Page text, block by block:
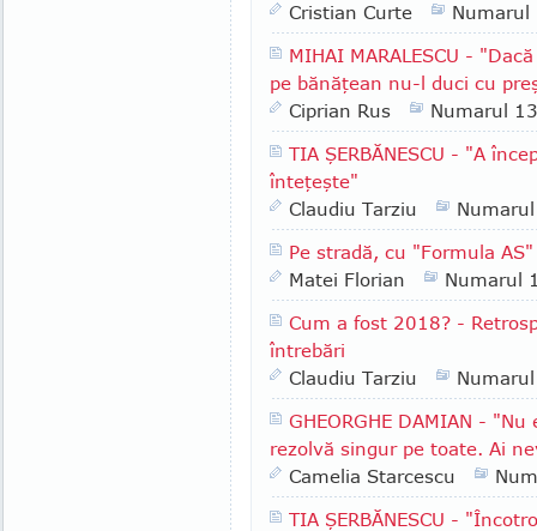
Cristian Curte
Numarul
MIHAI MARALESCU -
pe bănăţean nu-l duci cu
Ciprian Rus
Numarul
TIA ŞERBĂNESCU - "A
înteţeşte"
Claudiu Tarziu
Pe stradă, cu "Formula
Matei Florian
Numarul
Cum a fost 2018? -
întrebări
Claudiu Tarziu
GHEORGHE DAMIAN -
rezolvă singur pe toate. Ai
Camelia Starcescu
TIA ŞERBĂNESCU -